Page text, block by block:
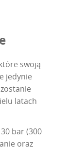
swoją
jedynie
latach
bar (300
oraz